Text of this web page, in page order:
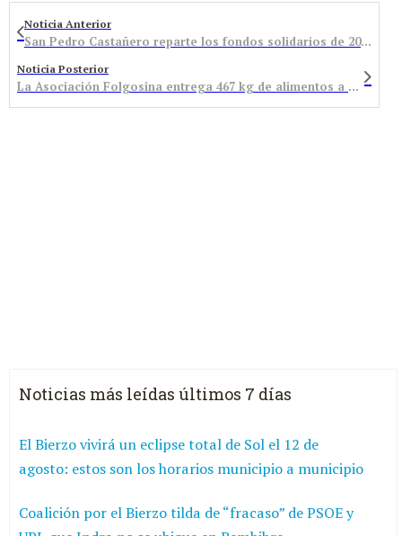
Noticia Anterior
San Pedro Castañero reparte los fondos solidarios de 2015 entre asociaciones sociales comprometidas con el municipio
Noticia Posterior
La Asociación Folgosina entrega 467 kg de alimentos a Cáritas Bembibre
Noticias más leídas últimos 7 días
El Bierzo vivirá un eclipse total de Sol el 12 de
agosto: estos son los horarios municipio a municipio
Coalición por el Bierzo tilda de “fracaso” de PSOE y